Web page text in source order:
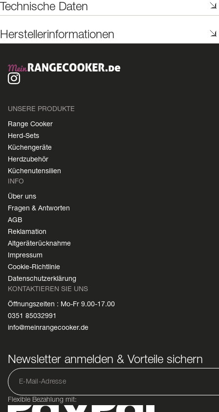
Technische Daten
Herstellerinformationen
UNSERE PRODUKTE
Range Cooker
Herd-Sets
Küchengeräte
Herdzubehör
Küchenutensilien
INFO
Über uns
Fragen & Antworten
AGB
Reklamation
Altgeräterücknahme
Impressum
Cookie-Richtlinie
Datenschutzerklärung
KONTAKTIEREN SIE UNS
Öffnungszeiten : Mo-Fr 9.00-17.00
0351 85032991
info@meinrangecooker.de
Newsletter anmelden & Vorteile sichern
Flexible Bezahlung mit: